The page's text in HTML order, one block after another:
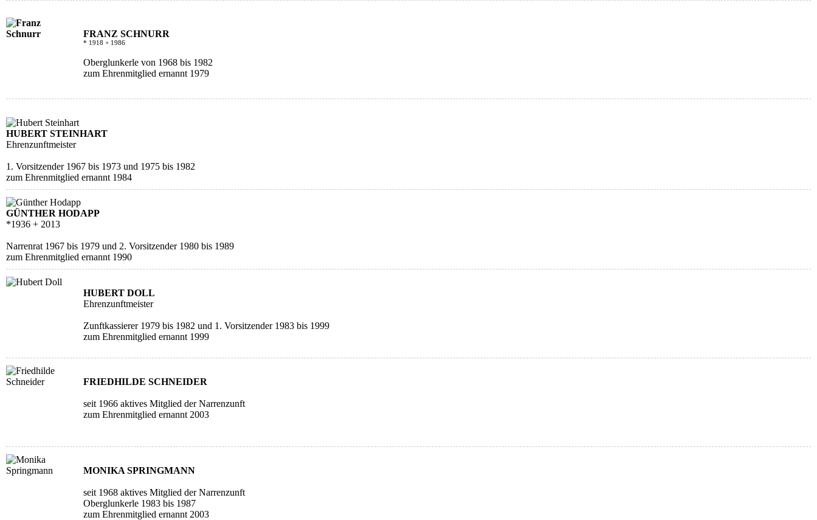
FRANZ SCHNURR
* 1918 + 1986
Oberglunkerle von 1968 bis 1982
zum Ehrenmitglied ernannt 1979
HUBERT STEINHART
Ehrenzunftmeister
1. Vorsitzender 1967 bis 1973 und 1975 bis 1982
zum Ehrenmitglied ernannt 1984
GÜNTHER HODAPP
*1936 + 2013
Narrenrat 1967 bis 1979 und 2. Vorsitzender 1980 bis 1989
zum Ehrenmitglied ernannt 1990
HUBERT DOLL
Ehrenzunftmeister
Zunftkassierer 1979 bis 1982 und 1. Vorsitzender 1983 bis 1999
zum Ehrenmitglied ernannt 1999
FRIEDHILDE SCHNEIDER
seit 1966 aktives Mitglied der Narrenzunft
zum Ehrenmitglied ernannt 2003
MONIKA SPRINGMANN
seit 1968 aktives Mitglied der Narrenzunft
Oberglunkerle 1983 bis 1987
zum Ehrenmitglied ernannt 2003